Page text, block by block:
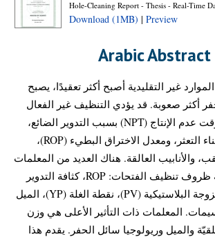
Hole-Cleaning Report - Thesis - Real-Time
Download (1MB) |Preview
Arabic Abstract
غير التقليدية أصبح أكثر تعقيدًا، يصبح
أكثر صعوبة. قد يؤدي التنظيف غير الفعال
للفتحة إلى ارتفاع وقت عدم الإنتاج (NPT) بسبب التدوير الضائع،
والسحب المفرط أثناء التعثر، ومعدل الاختراق البطيء (ROP)،
والأنابيب العالقة. هناك العديد من المعلمات
المستخدمة لمراقبة ظروف تنظيف الفتحات: ROP، كثافة التدوير
المكافئة (ECD)، اللزوجة البلاستيكية (PV)، نقطة الغلة (YP)، الميل
المعلمات ذات التأثير الأعلى هي وزن
والميل وريولوجيا سائل الحفر. يقدم هذا